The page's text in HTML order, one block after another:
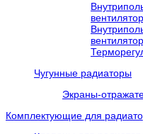
Чугунные радиаторы
Экраны-
Комплектующие для